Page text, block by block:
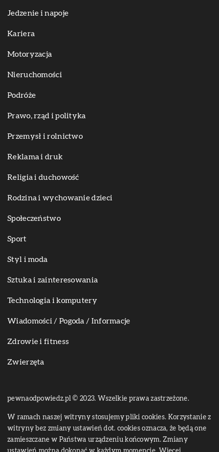
Jedzenie i napoje
Kariera
Motoryzacja
Nieruchomości
Podróże
Prawo, rząd i polityka
Przemysł i rolnictwo
Reklama i druk
Religia i duchowość
Rodzina i wychowanie dzieci
Społeczeństwo
Sport
Styl i moda
Sztuka i zainteresowania
Technologia i komputery
Wiadomości / Pogoda / Informacje
Zdrowie i fitness
Zwierzęta
pewnaodpowiedz.pl © 2023. Wszelkie prawa zastrzeżone.
W ramach naszej witryny stosujemy pliki cookies. Korzystanie z
witryny bez zmiany ustawień dot. cookies oznacza, że będą one
zamieszczane w Państwa urządzeniu końcowym. Zmiany